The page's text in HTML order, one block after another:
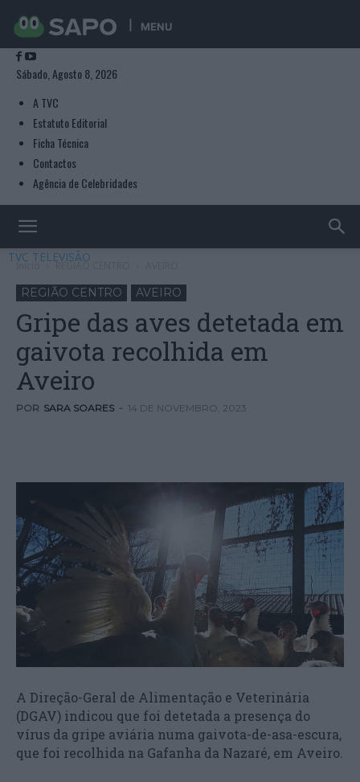
MENU
Sábado, Agosto 8, 2026
A TVC
Estatuto Editorial
Ficha Técnica
Contactos
Agência de Celebridades
TVC TELEVISÃO
Início REGIÃO CENTRO
REGIÃO CENTRO AVEIRO
Gripe das aves detetada em
gaivota recolhida em
Aveiro
POR SARA SOARES - 14 DE NOVEMBRO, 2023
A Direção-Geral de Alimentação e Veterinária
(DGAV) indicou que foi detetada a presença do
vírus da gripe aviária numa gaivota-de-asa-escura,
que foi recolhida na Gafanha da Nazaré, em Aveiro.